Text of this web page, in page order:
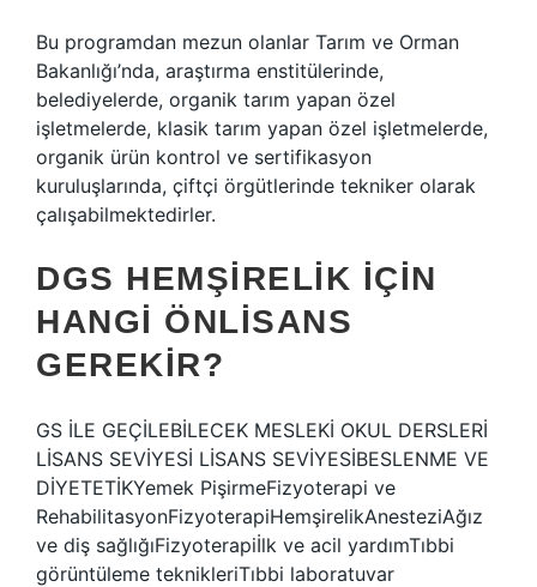
Bu programdan mezun olanlar Tarım ve Orman
Bakanlığı’nda, araştırma enstitülerinde,
belediyelerde, organik tarım yapan özel
işletmelerde, klasik tarım yapan özel işletmelerde,
organik ürün kontrol ve sertifikasyon
kuruluşlarında, çiftçi örgütlerinde tekniker olarak
çalışabilmektedirler.
DGS HEMŞIRELIK IÇIN
HANGI ÖNLISANS
GEREKIR?
GS İLE GEÇİLEBİLECEK MESLEKİ OKUL DERSLERİ
LİSANS SEVİYESİ LİSANS SEVİYESİBESLENME VE
DİYETETİKYemek PişirmeFizyoterapi ve
RehabilitasyonFizyoterapiHemşirelikAnesteziAğız
ve diş sağlığıFizyoterapiİlk ve acil yardımTıbbi
görüntüleme teknikleriTıbbi laboratuvar